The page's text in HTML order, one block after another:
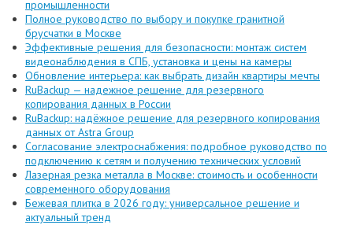
промышленности
Полное руководство по выбору и покупке гранитной
брусчатки в Москве
Эффективные решения для безопасности: монтаж систем
видеонаблюдения в СПБ, установка и цены на камеры
Обновление интерьера: как выбрать дизайн квартиры мечты
RuBackup — надежное решение для резервного
копирования данных в России
RuBackup: надёжное решение для резервного копирования
данных от Astra Group
Согласование электроснабжения: подробное руководство по
подключению к сетям и получению технических условий
Лазерная резка металла в Москве: стоимость и особенности
современного оборудования
Бежевая плитка в 2026 году: универсальное решение и
актуальный тренд